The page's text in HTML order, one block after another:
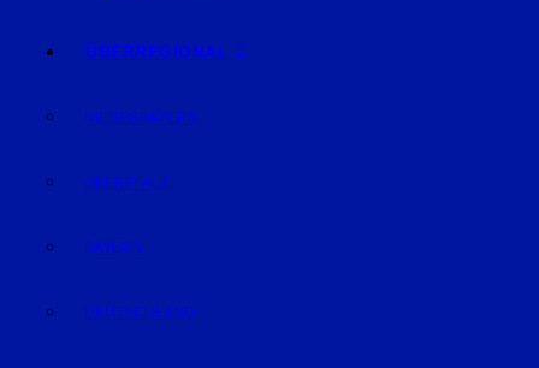
ÜBERREGIONAL
NIEDERBAYERN
OBERPFALZ
BAYERN
DEUTSCHLAND